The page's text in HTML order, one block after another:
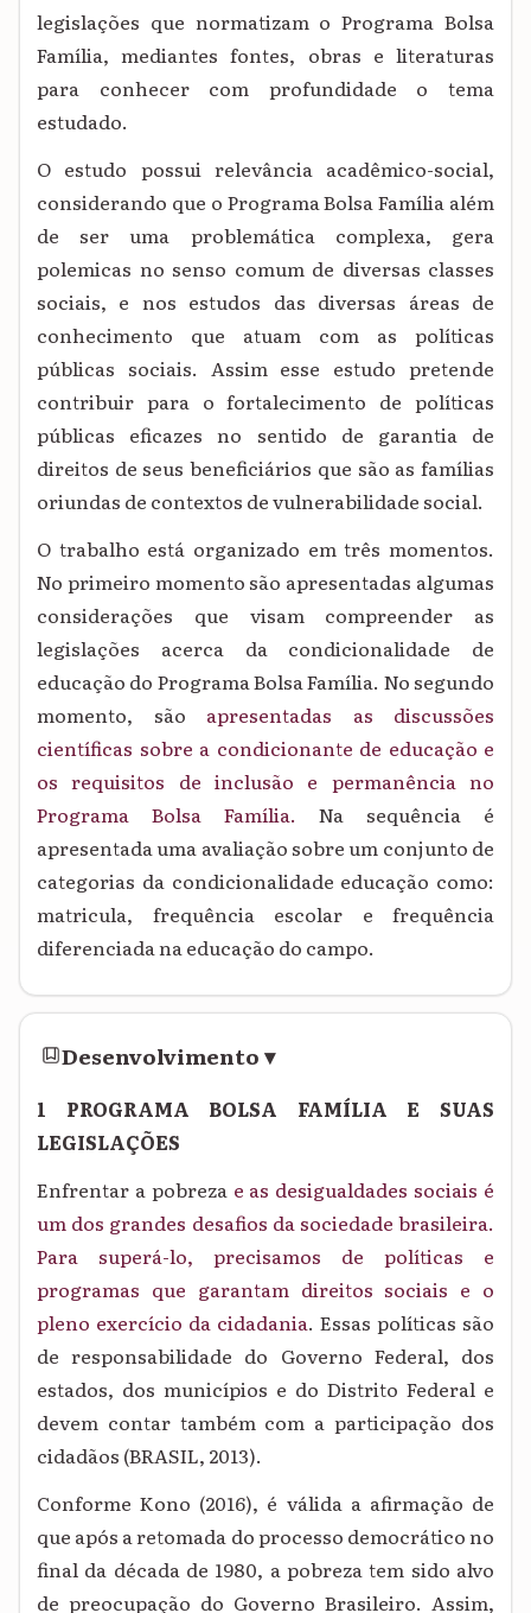
legislações que normatizam o Programa Bolsa
Família, mediantes fontes, obras e literaturas
para conhecer com profundidade o tema
estudado.
O estudo possui relevância acadêmico-social,
considerando que o Programa Bolsa Família além
de ser uma problemática complexa, gera
polemicas no senso comum de diversas classes
sociais, e nos estudos das diversas áreas de
conhecimento que atuam com as políticas
públicas sociais. Assim esse estudo pretende
contribuir para o fortalecimento de políticas
públicas eficazes no sentido de garantia de
direitos de seus beneficiários que são as famílias
oriundas de contextos de vulnerabilidade social.
O trabalho está organizado em três momentos.
No primeiro momento são apresentadas algumas
considerações que visam compreender as
legislações acerca da condicionalidade de
educação do Programa Bolsa Família. No segundo
momento, são apresentadas as discussões
científicas sobre a condicionante de educação e
os requisitos de inclusão e permanência no
Programa Bolsa Família. Na sequência é
apresentada uma avaliação sobre um conjunto de
categorias da condicionalidade educação como:
matricula, frequência escolar e frequência
diferenciada na educação do campo.
Desenvolvimento▾
1 PROGRAMA BOLSA FAMÍLIA E SUAS
LEGISLAÇÕES
Enfrentar a pobreza e as desigualdades sociais é
um dos grandes desafios da sociedade brasileira.
Para superá-lo, precisamos de políticas e
programas que garantam direitos sociais e o
pleno exercício da cidadania. Essas políticas são
de responsabilidade do Governo Federal, dos
estados, dos municípios e do Distrito Federal e
devem contar também com a participação dos
cidadãos (BRASIL, 2013).
Conforme Kono (2016), é válida a afirmação de
que após a retomada do processo democrático no
final da década de 1980, a pobreza tem sido alvo
de preocupação do Governo Brasileiro. Assim,